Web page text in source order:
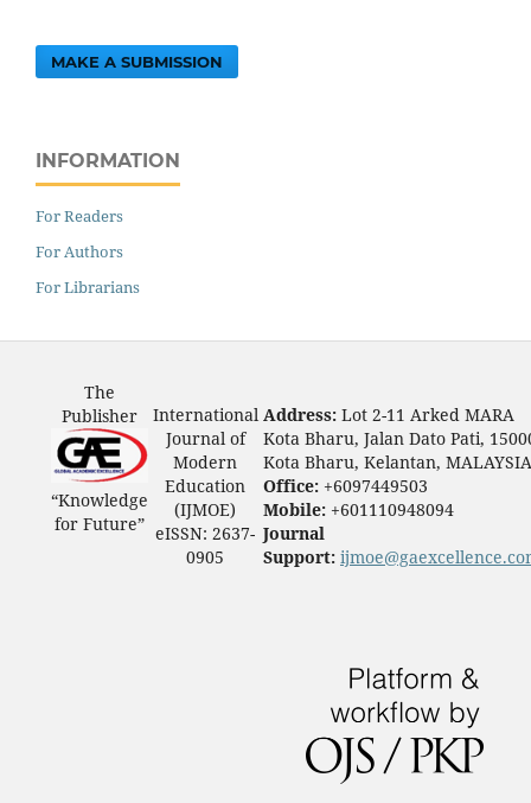
MAKE A SUBMISSION
INFORMATION
For Readers
For Authors
For Librarians
The
Publisher
“Knowledge
for Future”
International
Journal of
Modern
Education
(IJMOE)
eISSN: 2637-
0905
Address: Lot 2-11 Arked MARA
Kota Bharu, Jalan Dato Pati,
Kota Bharu, Kelantan, MALAYSIA
Office: +6097449503
Mobile: +601110948094
Journal
Support: